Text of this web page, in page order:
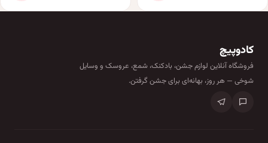
کادوپیچ
فروشگاه آنلاین لوازم جشن، بادکنک، شمع، عروسک و وسایل
شوخی — هر روز، بهانه‌ای برای جشن گرفتن.